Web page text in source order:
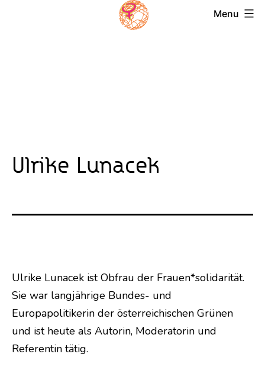
Menu
Ulrike Lunacek
Ulrike Lunacek ist Obfrau der Frauen*solidarität.
Sie war langjährige Bundes- und
Europapolitikerin der österreichischen Grünen
und ist heute als Autorin, Moderatorin und
Referentin tätig.